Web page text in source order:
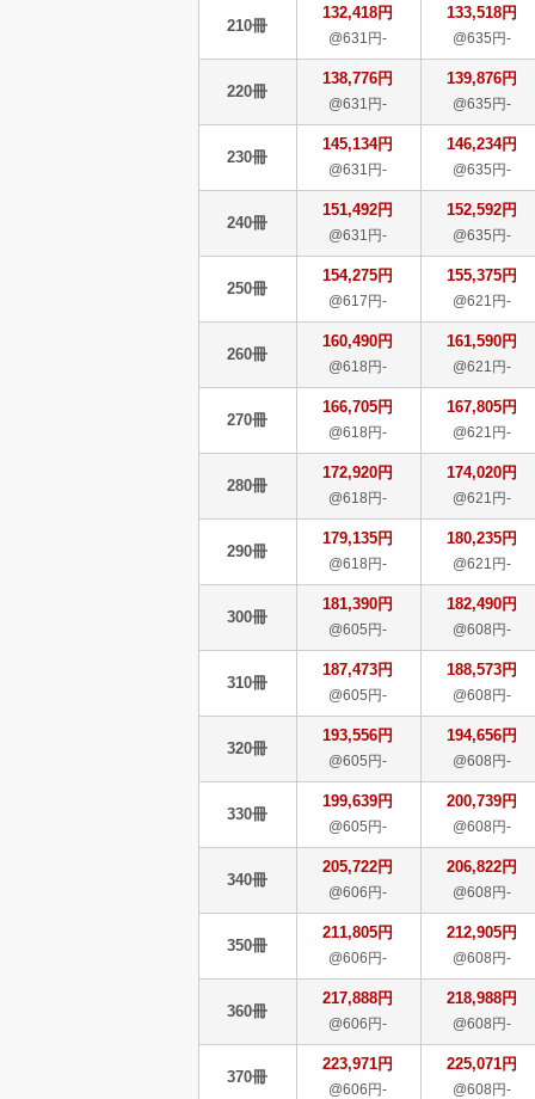
210冊
132,418円
@631円-
133,518円
@635円-
220冊
138,776円
@631円-
139,876円
@635円-
230冊
145,134円
@631円-
146,234円
@635円-
240冊
151,492円
@631円-
152,592円
@635円-
250冊
154,275円
@617円-
155,375円
@621円-
260冊
160,490円
@618円-
161,590円
@621円-
270冊
166,705円
@618円-
167,805円
@621円-
280冊
172,920円
@618円-
174,020円
@621円-
290冊
179,135円
@618円-
180,235円
@621円-
300冊
181,390円
@605円-
182,490円
@608円-
310冊
187,473円
@605円-
188,573円
@608円-
320冊
193,556円
@605円-
194,656円
@608円-
330冊
199,639円
@605円-
200,739円
@608円-
340冊
205,722円
@606円-
206,822円
@608円-
350冊
211,805円
@606円-
212,905円
@608円-
360冊
217,888円
@606円-
218,988円
@608円-
370冊
223,971円
@606円-
225,071円
@608円-